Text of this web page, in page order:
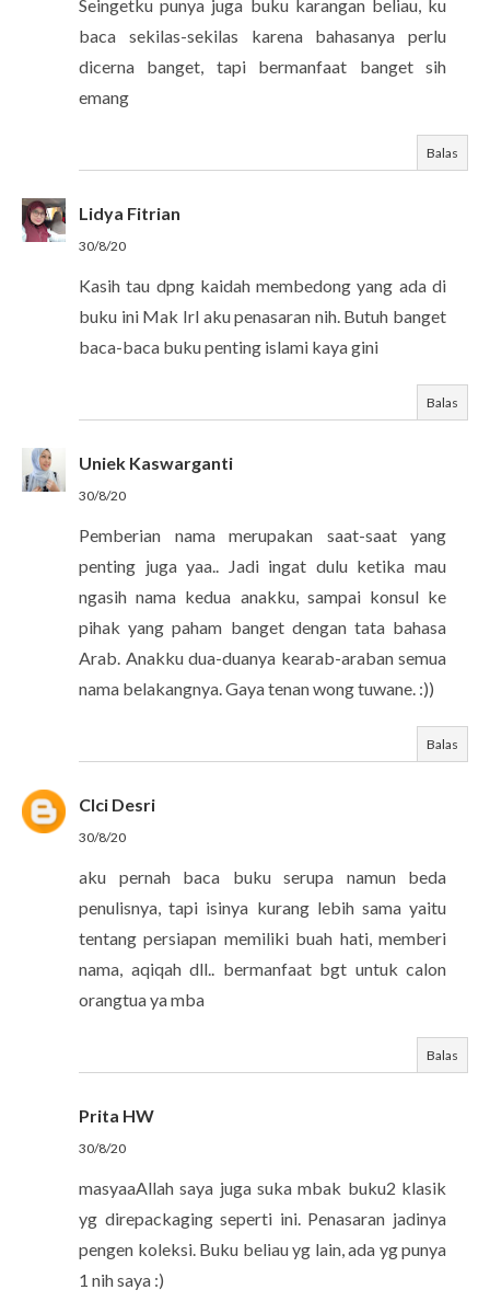
Seingetku punya juga buku karangan beliau, ku
baca sekilas-sekilas karena bahasanya perlu
dicerna banget, tapi bermanfaat banget sih
emang
Balas
Lidya Fitrian
30/8/20
Kasih tau dpng kaidah membedong yang ada di
buku ini Mak Irl aku penasaran nih. Butuh banget
baca-baca buku penting islami kaya gini
Balas
Uniek Kaswarganti
30/8/20
Pemberian nama merupakan saat-saat yang
penting juga yaa.. Jadi ingat dulu ketika mau
ngasih nama kedua anakku, sampai konsul ke
pihak yang paham banget dengan tata bahasa
Arab. Anakku dua-duanya kearab-araban semua
nama belakangnya. Gaya tenan wong tuwane. :))
Balas
CIci Desri
30/8/20
aku pernah baca buku serupa namun beda
penulisnya, tapi isinya kurang lebih sama yaitu
tentang persiapan memiliki buah hati, memberi
nama, aqiqah dll.. bermanfaat bgt untuk calon
orangtua ya mba
Balas
Prita HW
30/8/20
masyaaAllah saya juga suka mbak buku2 klasik
yg direpackaging seperti ini. Penasaran jadinya
pengen koleksi. Buku beliau yg lain, ada yg punya
1 nih saya :)